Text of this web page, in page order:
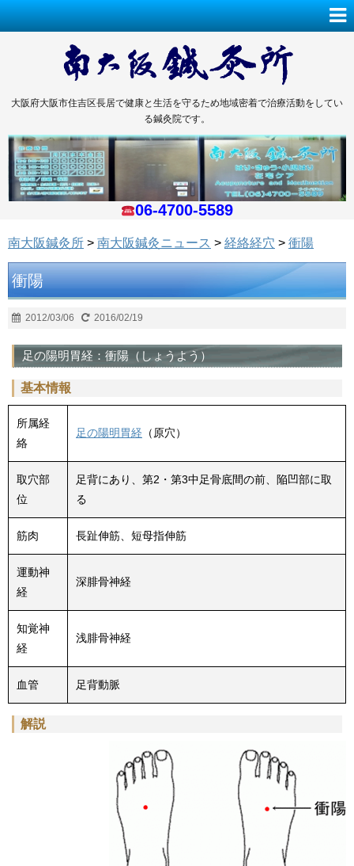
大阪府大阪市住吉区長居で健康と生活を守るため地域密着で治療活動をしてい
る鍼灸院です。
06-4700-5589
南大阪鍼灸所 > 南大阪鍼灸ニュース > 経絡経穴 > 衝陽
衝陽
2012/03/06 2016/02/19
足の陽明胃経：衝陽（しょうよう）
基本情報
所属経
絡
足の陽明胃経 （原穴）
取穴部
位
足背にあり、第2・第3中足骨底間の前、陥凹部に取
る
筋肉 長趾伸筋、短母指伸筋
運動神
経
深腓骨神経
知覚神
経
浅腓骨神経
血管 足背動脈
解説